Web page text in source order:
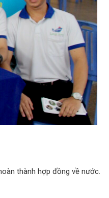
thành hợp đồng về nước.